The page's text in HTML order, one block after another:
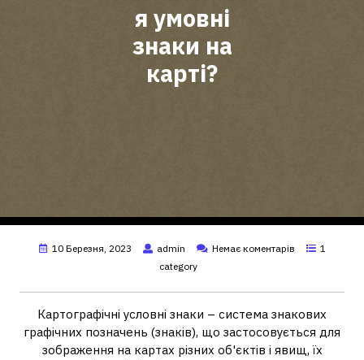
я умовні
знаки на
карті?
10 Березня, 2023 admin Немає коментарів
1
category
Картографічні условні знаки – система знакових
графічних позначень (знаків), що застосовується для
зображення на картах різних об'єктів і явищ, їх